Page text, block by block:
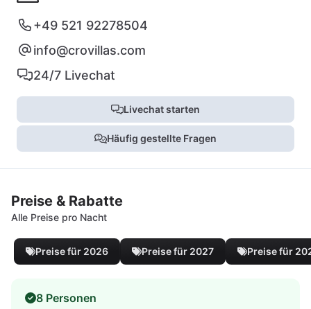
+49 521 92278504
info@crovillas.com
24/7 Livechat
Livechat starten
Häufig gestellte Fragen
Preise & Rabatte
Alle Preise pro Nacht
Preise für 2026 Preise für 2027 Preise für
8 Personen